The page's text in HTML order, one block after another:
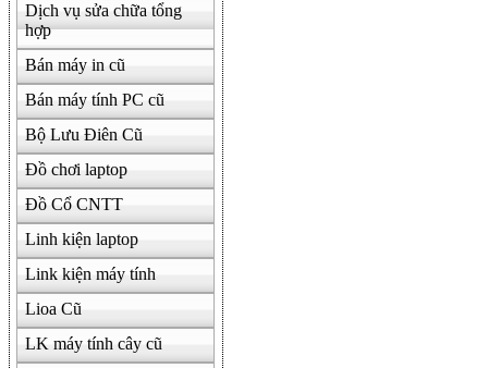
Dịch vụ sửa chữa tổng
hợp
Bán máy in cũ
Bán máy tính PC cũ
Bộ Lưu Điên Cũ
Đồ chơi laptop
Đồ Cổ CNTT
Linh kiện laptop
Link kiện máy tính
Lioa Cũ
LK máy tính cây cũ